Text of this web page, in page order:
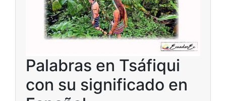
Palabras en Tsáfiqui
con su significado en